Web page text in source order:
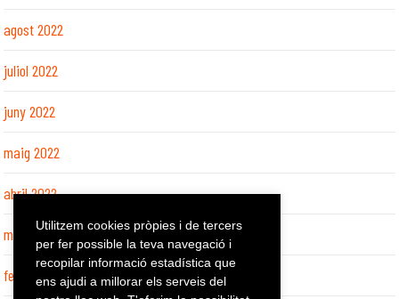
agost 2022
juliol 2022
juny 2022
maig 2022
abril 2022
març 2022
febrer 2022
Utilitzem cookies pròpies i de tercers
per fer possible la teva navegació i
recopilar informació estadística que
ens ajudi a millorar els serveis del